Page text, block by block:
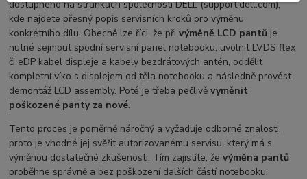
dostupného na stránkách společnosti DELL (support.dell.com),
kde najdete přesný popis servisních kroků pro výměnu
konkrétního dílu. Obecně lze říci, že přivýměně LCD pantů je
nutné sejmout spodní servisní panel notebooku, uvolnit LVDS flex
či eDP kabel displeje a kabely bezdrátových antén, oddělit
kompletní víko s displejem od těla notebooku a následně provést
demontáž LCD assembly. Poté je třeba pečlivěvyměnit
poškozené panty za nové.
Tento proces je poměrně náročný a vyžaduje odborné znalosti,
proto je vhodné jej svěřit autorizovanému servisu, který má s
výměnou dostatečné zkušenosti. Tím zajistíte, ževýměna pantů
proběhne správně a bez poškození dalších částí notebooku.